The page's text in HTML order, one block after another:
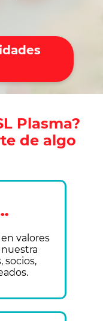
Plasma?
de algo
valores
socios,